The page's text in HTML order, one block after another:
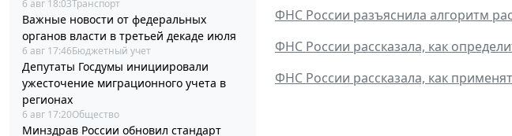
6 авг 18:03Транспорт
Важные новости от федеральных
органов власти в третьей декаде июля
6 авг 17:46Бюджетный учет
Депутаты Госдумы инициировали
ужесточение миграционного учета в
регионах
6 авг 17:20Общество
Минздрав России обновил стандарт
ФНС России разъяснила алгоритм
ФНС России рассказала, как
ФНС России рассказала, как